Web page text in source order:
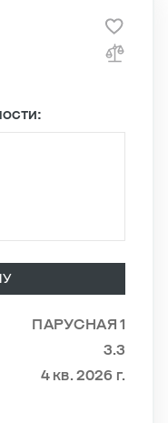
ПАРУСНАЯ 1
3.3
4 кв. 2026 г.